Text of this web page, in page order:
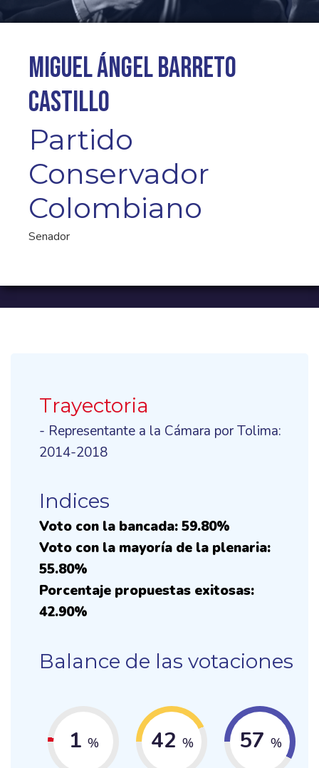
Miguel Ángel Barreto
Castillo
Partido
Conservador
Colombiano
Senador
Trayectoria
- Representante a la Cámara por Tolima:
2014-2018
Indices
Voto con la bancada: 59.80%
Voto con la mayoría de la plenaria:
55.80%
Porcentaje propuestas exitosas:
42.90%
Balance de las votaciones
1 % 42 % 57 %